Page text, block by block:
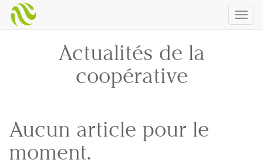
Actualités de la
coopérative
Aucun article pour le
moment.